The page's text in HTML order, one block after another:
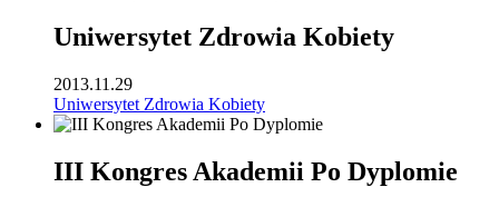
Uniwersytet Zdrowia Kobiety
2013.11.29
Uniwersytet Zdrowia Kobiety
III Kongres Akademii Po Dyplomie